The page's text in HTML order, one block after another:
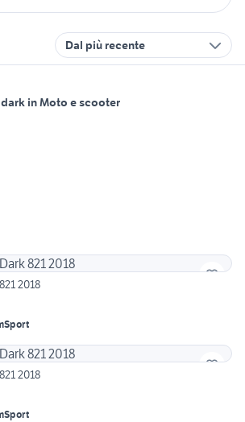
Dal più recente
in Moto e scooter
2018
Sport
2018
Sport